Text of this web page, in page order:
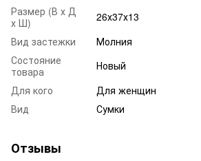
Размер (В х Д
х Ш)
26х37х13
Вид застежки
Молния
Состояние
товара
Новый
Для кого
Для женщин
Вид
Сумки
Отзывы